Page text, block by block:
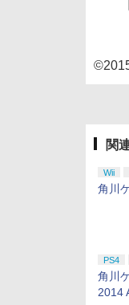
関
Wii
角川
PS4
角川
2014